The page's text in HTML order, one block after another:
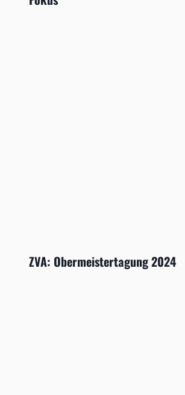
ZVA: Obermeistertagung 2024